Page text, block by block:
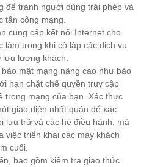
để tránh người dùng trái phép và
tấn công mạng.
cung cấp kết nối Internet cho
làm trong khi cô lập các dịch vụ
lượng khách.
mật mạng nâng cao như bảo
hạn chặt chẽ quyền truy cập
trong mạng của bạn. Xác thực
giao diện nhất quán để xác
lưu trữ và các hệ điều hành, mà
việc triển khai các máy khách
cuối.
bao gồm kiểm tra giao thức